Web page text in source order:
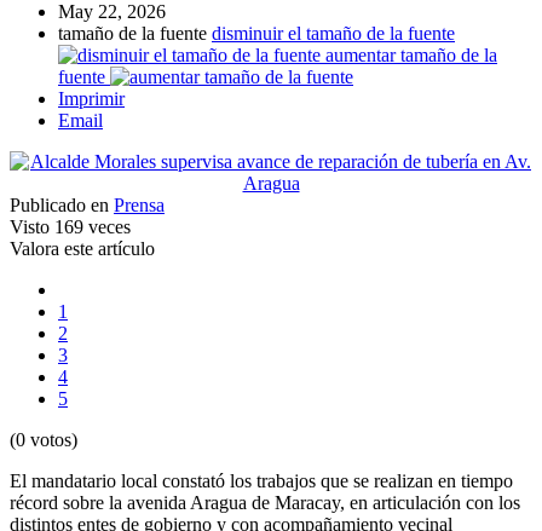
May 22, 2026
tamaño de la fuente disminuir el tamaño de la fuente
aumentar tamaño de la
fuente
Imprimir
Email
Publicado en Prensa
Visto 169 veces
Valora este artículo
1
2
3
4
5
(0 votos)
El mandatario local constató los trabajos que se realizan en tiempo
récord sobre la avenida Aragua de Maracay, en articulación con los
distintos entes de gobierno y con acompañamiento vecinal